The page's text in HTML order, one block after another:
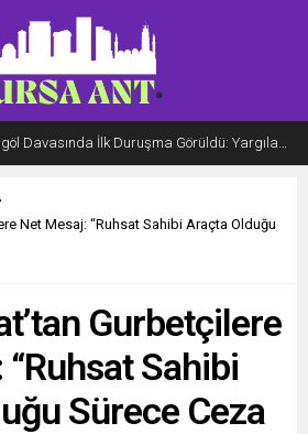
Doruk Efe Bingöl Davasında İlk Duruşma Görüldü: Yargılama 20 Ekim 2026’ya Ertelendi
Net Mesaj: “Ruhsat Sahibi Araçta Olduğu
Gurbetçilere
Sahibi
Sürece Ceza